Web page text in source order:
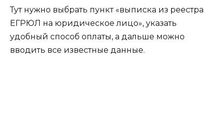
Тут нужно выбрать пункт «выписка из реестра
ЕГРЮЛ на юридическое лицо», указать
удобный способ оплаты, а дальше можно
вводить все известные данные.